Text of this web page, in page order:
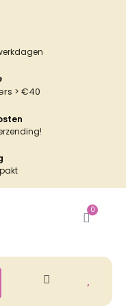
> €40
0